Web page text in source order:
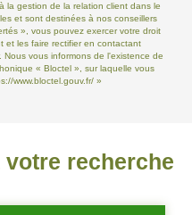
la gestion de la relation client dans le
et sont destinées à nos conseillers
», vous pouvez exercer votre droit
et les faire rectifier en contactant
Nous vous informons de l'existence de
« Bloctel », sur laquelle vous
www.bloctel.gouv.fr/ »
recherche